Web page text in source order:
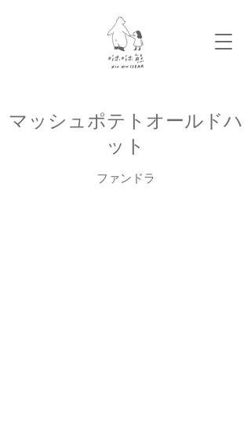
​マッシュポテトオールドハ
ット
ファンドラ